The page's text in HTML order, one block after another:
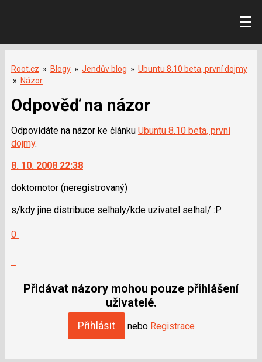
Root.cz » Blogy » Jendův blog » Ubuntu 8.10 beta, první dojmy
» Názor
Odpověď na názor
Odpovídáte na názor ke článku Ubuntu 8.10 beta, první
dojmy.
8. 10. 2008 22:38
doktornotor (neregistrovaný)
s/kdy jine distribuce selhaly/kde uzivatel selhal/ :P
0
jako
Přidávat názory mohou pouze přihlášení
uživatelé.
Přihlásit nebo Registrace